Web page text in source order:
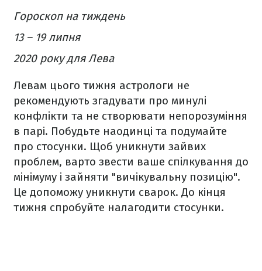
Гороскоп на тиждень
13 – 19 липня
2020 року для Лева
Левам цього тижня астрологи не
рекомендують згадувати про минулі
конфлікти та не створювати непорозуміння
в парі. Побудьте наодинці та подумайте
про стосунки. Щоб уникнути зайвих
проблем, варто звести ваше спілкування до
мінімуму і зайняти "вичікувальну позицію".
Це допоможу уникнути сварок. До кінця
тижня спробуйте налагодити стосунки.